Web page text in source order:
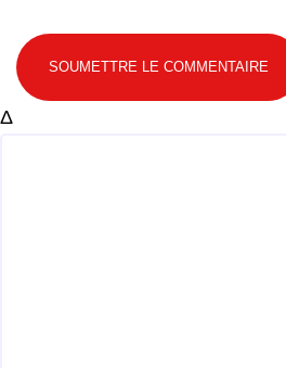
SOUMETTRE LE COMMENTAIRE
Δ